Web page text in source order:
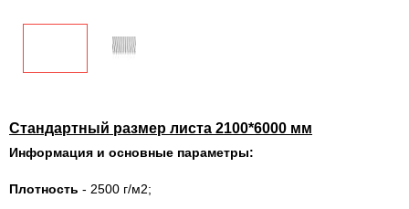
Стандартный размер листа 2100*6000 мм
Информация и основные параметры:
Плотность - 2500 г/м2;